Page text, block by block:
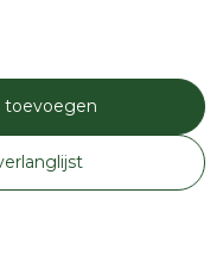
toevoegen